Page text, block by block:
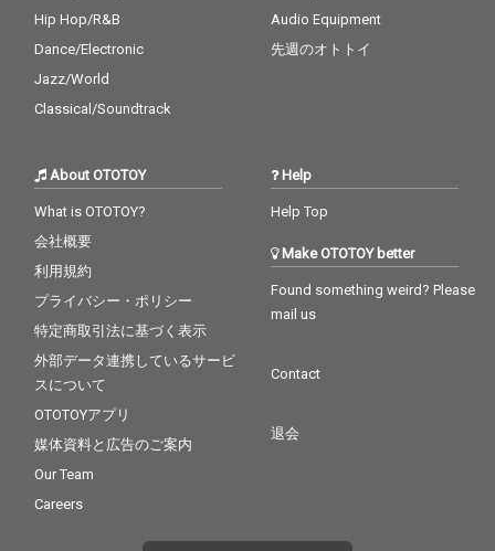
Hip Hop/R&B
Dance/Electronic
Jazz/World
Classical/Soundtrack
Audio Equipment
先週のオトトイ
About OTOTOY
What is OTOTOY?
会社概要
利用規約
プライバシー・ポリシー
特定商取引法に基づく表示
外部データ連携しているサービ
スについて
OTOTOYアプリ
媒体資料と広告のご案内
Our Team
Careers
Help
Help Top
Make OTOTOY better
Found something weird? Please
mail us
Contact
退会